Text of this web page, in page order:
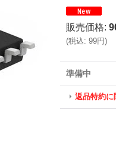
販売価格:
(税込: 99円)
準備中
返品特約に